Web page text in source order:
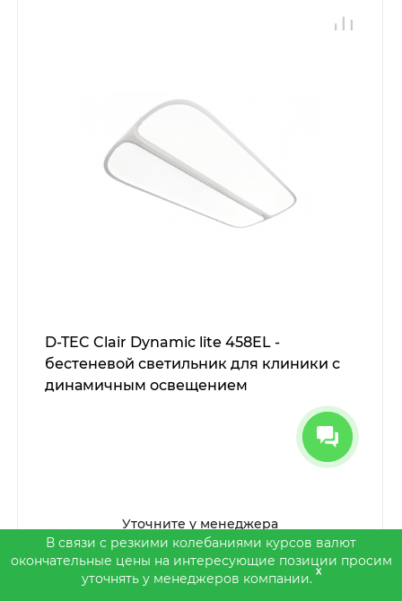
D-TEC Clair Dynamic lite 458EL -
бестеневой светильник для клиники с
динамичным освещением
Уточните у менеджера
В связи с резкими колебаниями курсов валют
окончательные цены на интересующие позиции просим
уточнять у менеджеров компании.
x